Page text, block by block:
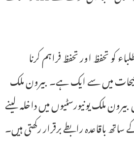
کو تحفظ اور تحفظ فراہم کرنا
میں سے ایک ہے۔ بیرون ملک
ملک یونیورسٹیوں میں داخلہ لینے
باقاعدہ رابطے برقرار رکھتی ہیں۔